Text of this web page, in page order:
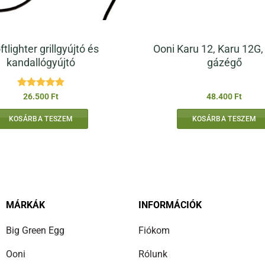
grillgyújtó és
kandallógyújtó
Értékelés:5
26.500 Ft
KOSÁRBA TESZEM
Ooni Karu 12, Karu
gázégő
48.400 Ft
KOSÁRBA TESZEM
MÁRKÁK
Big Green Egg
Ooni
INFORMÁCIÓK
Fiókom
Rólunk